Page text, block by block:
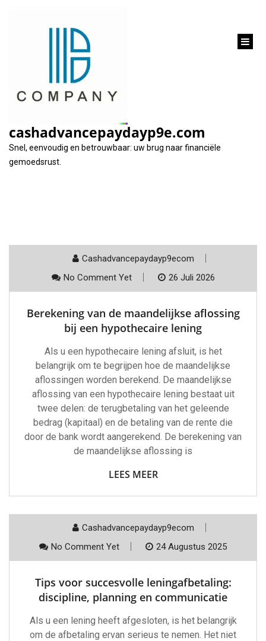
cashadvancepaydayp9e.com
Snel, eenvoudig en betrouwbaar: uw brug naar financiële
gemoedsrust.
Categorie:
Cashadvancepaydayp9ecom
No Comment Yet
26 Juli 2026
Berekening van de maandelijkse aflossing
bij een hypothecaire lening
Als u een hypothecaire lening afsluit, is het
belangrijk om te begrijpen hoe de maandelijkse
aflossingen worden berekend. De maandelijkse
aflossing van een hypothecaire lening bestaat uit
twee delen: de terugbetaling van het geleende
bedrag (kapitaal) en de betaling van de rente die
door de bank wordt aangerekend. De berekening van
de maandelijkse aflossing is
LEES MEER
Cashadvancepaydayp9ecom
No Comment Yet
24 Augustus 2025
Tips voor succesvolle leningafbetaling:
discipline, planning en communicatie
Als u een lening heeft afgesloten, is het belangrijk
om de afbetaling ervan serieus te nemen. Het niet